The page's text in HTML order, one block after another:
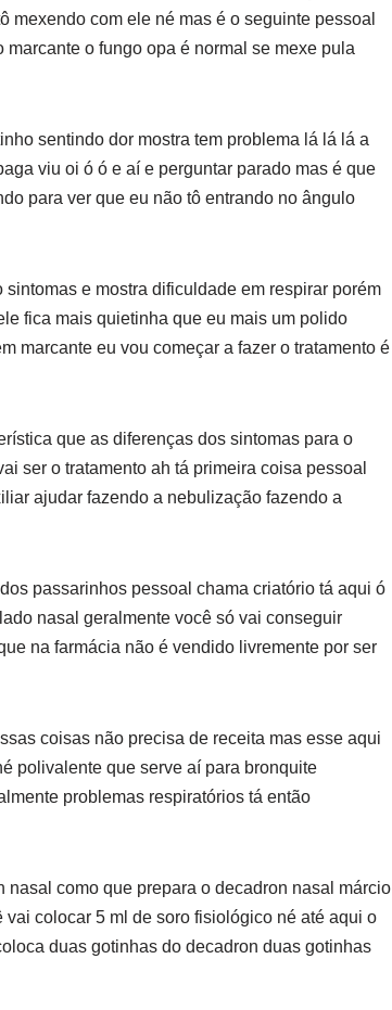
com ele né mas é o seguinte pessoal
o fungo opa é normal se mexe pula
sentindo dor mostra tem problema lá lá lá a
viu oi ó ó e aí e perguntar parado mas é que
para ver que eu não tô entrando no ângulo
e mostra dificuldade em respirar porém
fica mais quietinha que eu mais um polido
marcante eu vou começar a fazer o tratamento é
que as diferenças dos sintomas para o
ser o tratamento ah tá primeira coisa pessoal
ajudar fazendo a nebulização fazendo a
passarinhos pessoal chama criatório tá aqui ó
nasal geralmente você só vai conseguir
na farmácia não é vendido livremente por ser
coisas não precisa de receita mas esse aqui
polivalente que serve aí para bronquite
problemas respiratórios tá então
como que prepara o decadron nasal márcio
colocar 5 ml de soro fisiológico né até aqui o
duas gotinhas do decadron duas gotinhas